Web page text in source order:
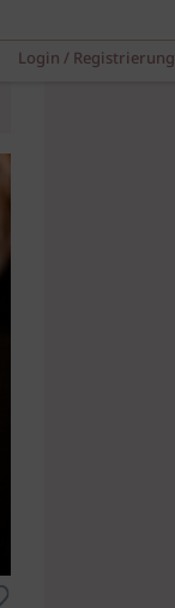
Login / Registrierung